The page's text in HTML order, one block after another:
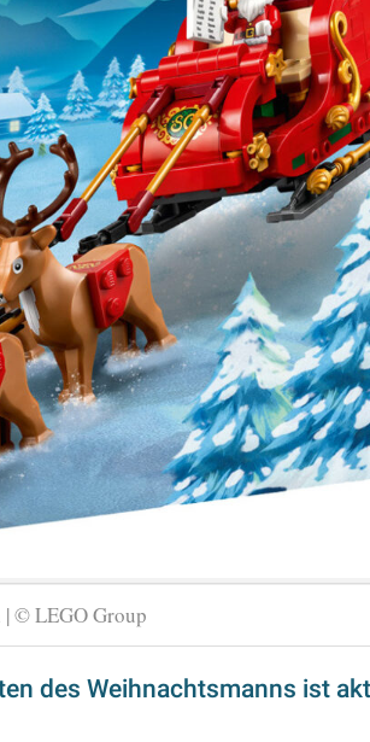
| © LEGO Group
des Weihnachtsmanns ist